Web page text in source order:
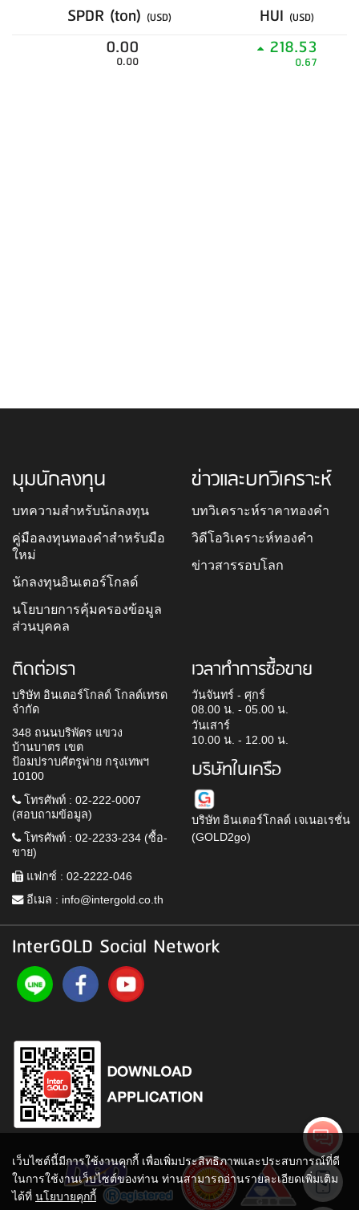
SPDR (ton) (USD) HUI (USD)
0.00
0.00
218.53
0.67
มุมนักลงทุน
บทความสำหรับนักลงทุน
คู่มือลงทุนทองคำสำหรับมือ
ใหม่
นักลงทุนอินเตอร์โกลด์
นโยบายการคุ้มครองข้อมูล
ส่วนบุคคล
ข่าวและบทวิเคราะห์
บทวิเคราะห์ราคาทองคำ
วิดีโอวิเคราะห์ทองคำ
ข่าวสารรอบโลก
ติดต่อเรา
บริษัท อินเตอร์โกลด์ โกลด์เทรด
จำกัด
348 ถนนบริพัตร แขวง
บ้านบาตร เขต
ป้อมปราบศัตรูพ่าย กรุงเทพฯ
10100
โทรศัพท์ : 02-222-0007
(สอบถามข้อมูล)
โทรศัพท์ : 02-2233-234 (ซื้อ-
ขาย)
แฟกซ์ : 02-2222-046
อีเมล : info@intergold.co.th
เวลาทำการซื้อขาย
วันจันทร์ - ศุกร์
08.00 น. - 05.00 น.
วันเสาร์
10.00 น. - 12.00 น.
บริษัทในเครือ
บริษัท อินเตอร์โกลด์ เจเนอเรชั่น
(GOLD2go)
InterGOLD Social Network
เว็บไซต์นี้มีการใช้งานคุกกี้ เพื่อเพิ่มประสิทธิภาพและประสบการณ์ที่ดี
ในการใช้งานเว็บไซต์ของท่าน ท่านสามารถอ่านรายละเอียดเพิ่มเติม
ได้ที่ นโยบายคุกกี้